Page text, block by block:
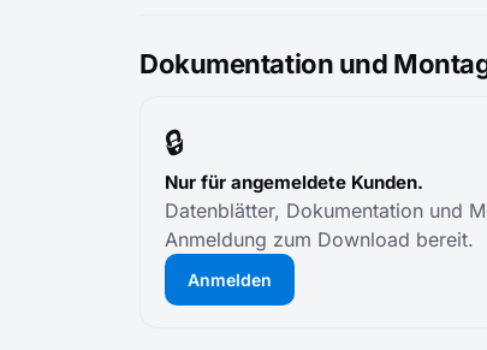
Dokumentation und
🔒
Nur für angemeldete Kunden.
Datenblätter, Dokumentation und
Anmeldung zum Download bereit.
Anmelden